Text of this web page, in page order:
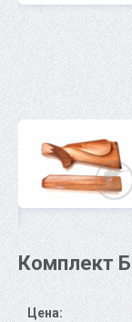
Комплект
Цена: